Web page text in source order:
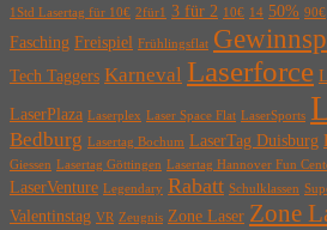
1Std Lasertag für 10€ 2für1 3 für 2 10€ 14 50% 90€
Fasching Freispiel Frühlingsflat
Tech Taggers Karneval Laserforce
LaserPlaza Laserplex Laser Space Flat LaserSports
Bedburg Lasertag Bochum LaserTag Duisburg
Giessen Lasertag Göttingen Lasertag Hannover Fun
LaserVenture Legendary Rabatt Schulklassen
Valentinstag VR Zeugnis Zone Laser Zone